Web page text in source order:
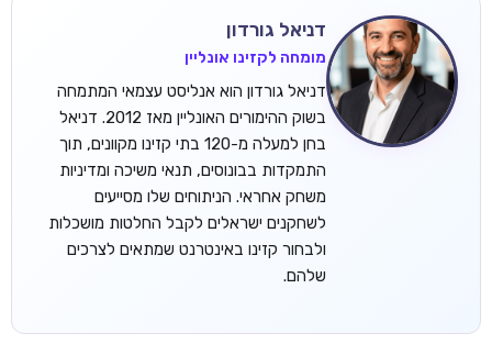
דניאל גורדון
מומחה לקזינו אונליין
דניאל גורדון הוא אנליסט עצמאי המתמחה
בשוק ההימורים האונליין מאז 2012. דניאל
בחן למעלה מ-120 בתי קזינו מקוונים, תוך
התמקדות בבונוסים, תנאי משיכה ומדיניות
משחק אחראי. הניתוחים שלו מסייעים
לשחקנים ישראלים לקבל החלטות מושכלות
ולבחור קזינו באינטרנט שמתאים לצרכים
שלהם.